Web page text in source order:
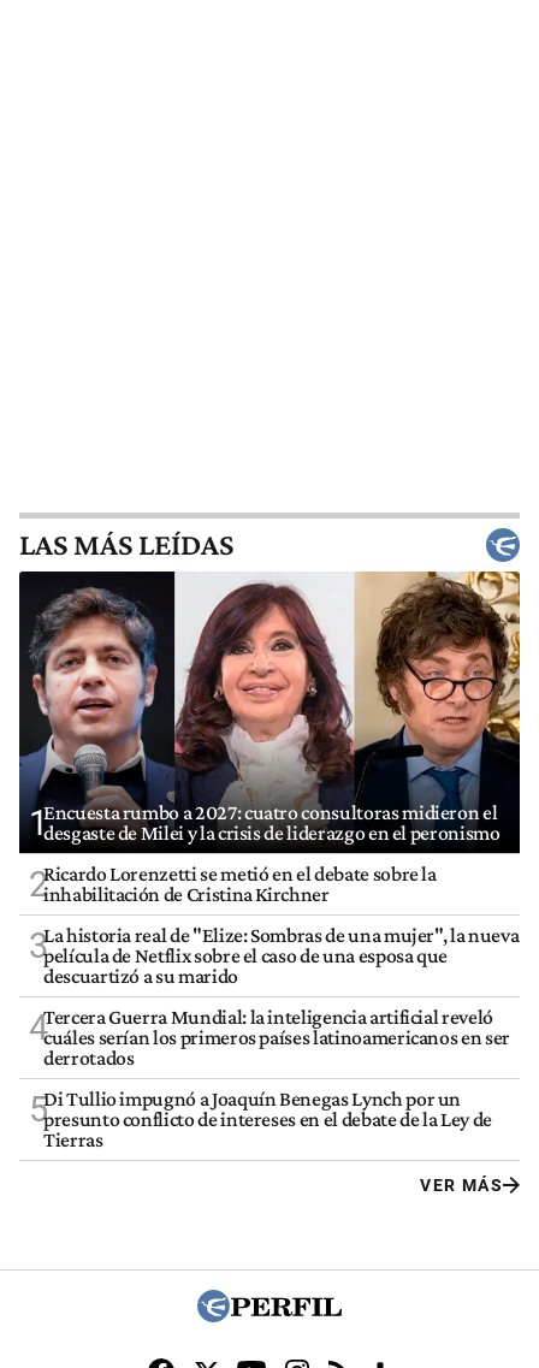
LAS MÁS LEÍDAS
1Encuesta rumbo a 2027: cuatro consultoras midieron el
desgaste de Milei y la crisis de liderazgo en el peronismo
2Ricardo Lorenzetti se metió en el debate sobre la
inhabilitación de Cristina Kirchner
3La historia real de "Elize: Sombras de una mujer", la nueva
película de Netflix sobre el caso de una esposa que
descuartizó a su marido
4Tercera Guerra Mundial: la inteligencia artificial reveló
cuáles serían los primeros países latinoamericanos en ser
derrotados
5Di Tullio impugnó a Joaquín Benegas Lynch por un
presunto conflicto de intereses en el debate de la Ley de
Tierras
VER MÁS